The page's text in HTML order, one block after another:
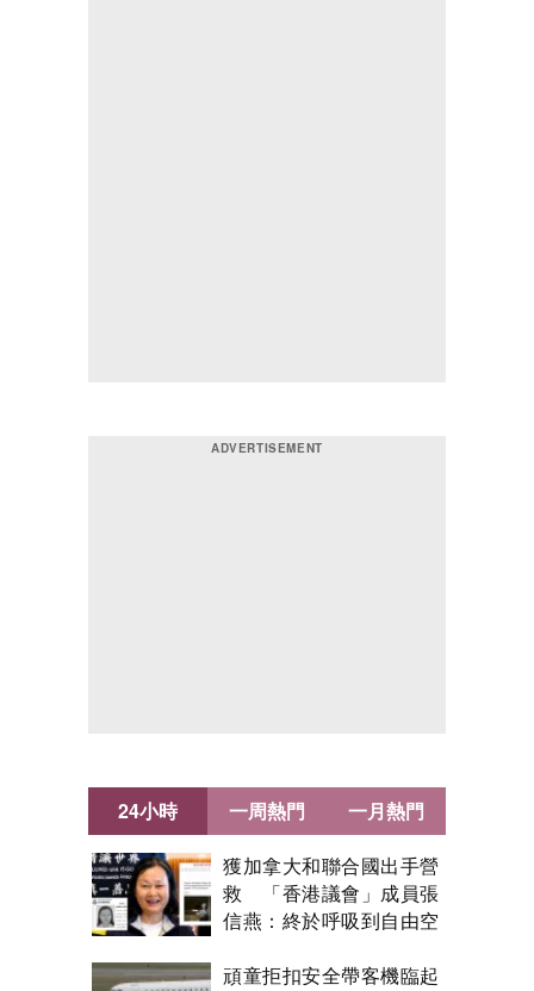
24小時
獲加拿大和聯合國出手營
救 「香港議會」成員張
信燕：終於呼吸到自由空
頑童拒扣安全帶客機臨起
一周熱門 一月熱門